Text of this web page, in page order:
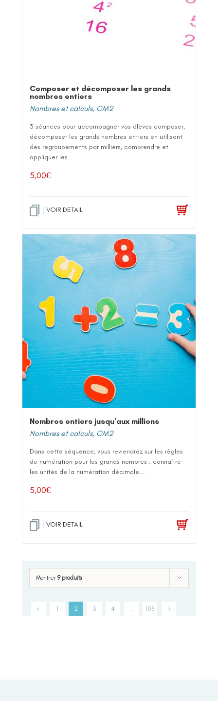
Composer et décomposer les grands
nombres entiers
Nombres et calculs, CM2
3 séances pour accompagner vos élèves composer,
décomposer les grands nombres entiers en utilisant
des regroupements par milliers, comprendre et
appliquer les...
5,00€
VOIR DETAIL
Nombres entiers jusqu’aux millions
Nombres et calculs, CM2
Dans cette séquence, vous reviendrez sur les règles
de numération pour les grands nombres : connaître
les unités de la numération décimale...
5,00€
VOIR DETAIL
Montrer 9 produits
1 2 3 4 103